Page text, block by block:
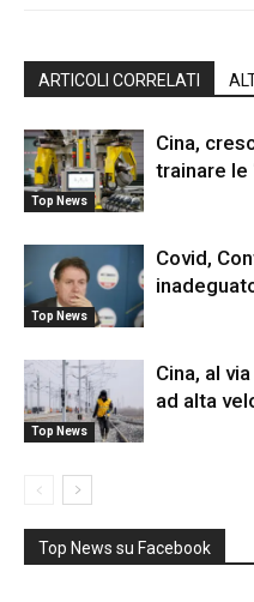
ARTICOLI CORRELATI
Top News
Cina,
trainare le
Top News
Covid,
Top News
Cina, al
ad alta
Top News su Facebook